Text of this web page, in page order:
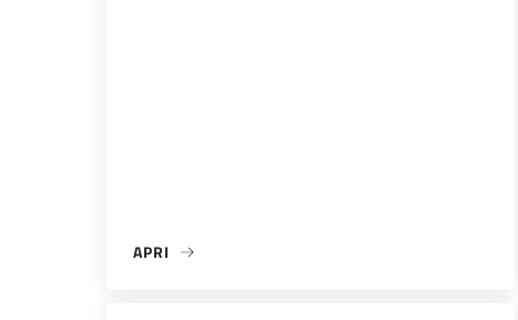
APRI
«“CIAO DON GALLO. TI SALUTANO I PARTIGIANI”»